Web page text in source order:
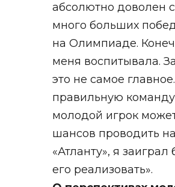
абсолютно доволен
много больших
на Олимпиаде.
меня воспитывала.
это не самое
правильную
молодой игрок
шансов проводить
«Атланту», я
его реализовать».